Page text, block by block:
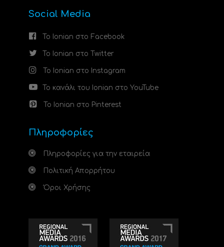
Social Media
Το Ionian στο Facebook
Το Ionian στο Twitter
Το Ionian στο Instagram
Το κανάλι του Ionian στο YouTube
Το Ionian στο Pinterest
Πληροφορίες
Πληροφορίες για την εταιρεία
Πολιτική Απορρήτου
Όροι Χρήσης